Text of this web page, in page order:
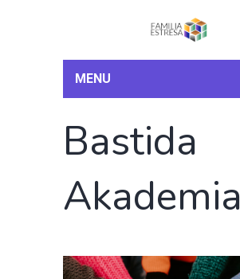
MENU
Bastida
Akademia